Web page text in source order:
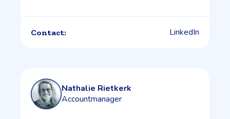
Contact: LinkedIn
Nathalie Rietkerk
Accountmanager